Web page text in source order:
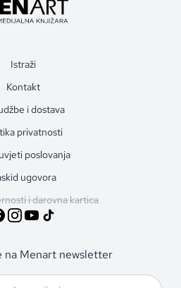
Istraži
Kontakt
i dostava
privatnosti
poslovanja
ugovora
i darovna kartica
na Menart newsletter